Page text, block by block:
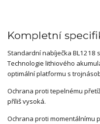
Kompletní
Standardní nabíječka BL1218
Technologie lithiového
optimální platformu s
Ochrana proti tepelnému
příliš vysoká.
Ochrana proti momentálnímu